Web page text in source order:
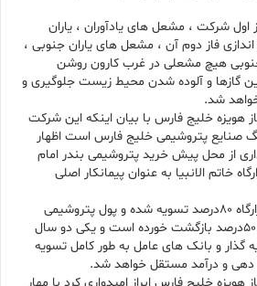
اول شرکت ، مشعل های یادآوران ، یاران
فاز دوم آن ، مشعل های یاران جنوبی ،
جنوبی هیچ مشعلی در غرب کارون روشن
گازها و آلوده شدن محیط زیست جلوگیری و
شد.
هویزه خلیج فارس با بیان اینکه این شرکت
صنایع پتروشیمی خلیج فارس است اظهار
گذاری از محل پیش خرید پتروشیمی بندر امام
از قرارگاه خاتم الانبیا به عنوان پیمانکار اصلی
کیانی افزود: تاکنون پول قرارگاه ۸۰درصد تسویه شده و پول پتروشیمی
بندر امام خمینی به میزان ۵۰درصد بازگشت خورده است و یکی دو سال
گذار و بانک های عامل به طور کامل تسویه
دهی و درآمد مستقل خواهد شد.